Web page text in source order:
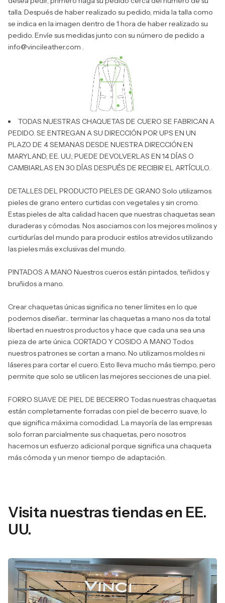
talla. Después de haber realizado su pedido, mida la talla como
se indica en la imagen dentro de 1 hora de haber realizado su
pedido. Envíe sus medidas junto con su número de pedido a
info@vincileather.com .
TODAS NUESTRAS CHAQUETAS DE CUERO SE FABRICAN A
PEDIDO. SE ENTREGAN A SU DIRECCIÓN POR UPS EN UN
PLAZO DE 4 SEMANAS DESDE NUESTRA DIRECCIÓN EN
MARYLAND, EE. UU.; PUEDE DEVOLVERLAS EN 14 DÍAS O
CAMBIARLAS EN 30 DÍAS DESPUÉS DE RECIBIR EL ARTÍCULO.
DETALLES DEL PRODUCTO PIELES DE GRANO Solo utilizamos
pieles de grano entero curtidas con vegetales y sin cromo.
Estas pieles de alta calidad hacen que nuestras chaquetas sean
duraderas y cómodas. Nos asociamos con los mejores molinos y
curtidurías del mundo para producir estilos atrevidos utilizando
las pieles más exclusivas del mundo.
PINTADOS A MANO Nuestros cueros están pintados, teñidos y
bruñidos a mano.
Crear chaquetas únicas significa no tener límites en lo que
podemos diseñar... terminar las chaquetas a mano nos da total
libertad en nuestros productos y hace que cada una sea una
pieza de arte única. CORTADO Y COSIDO A MANO Todos
nuestros patrones se cortan a mano. No utilizamos moldes ni
láseres para cortar el cuero. Esto lleva mucho más tiempo, pero
permite que solo se utilicen las mejores secciones de una piel.
FORRO SUAVE DE PIEL DE BECERRO Todas nuestras chaquetas
están completamente forradas con piel de becerro suave, lo
que significa máxima comodidad. La mayoría de las empresas
solo forran parcialmente sus chaquetas, pero nosotros
hacemos un esfuerzo adicional porque significa una chaqueta
más cómoda y un menor tiempo de adaptación.
Visita nuestras tiendas en EE.
UU.